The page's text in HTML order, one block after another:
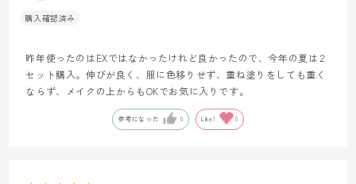
昨年使ったのはEXではなかったけれど良かったので、今年の夏は２
セット購入。伸びが良く、服に色移りせず、重ね塗りをしても重く
ならず、メイクの上からもOKでお気に入りです。
参考になった 0 Like! 0